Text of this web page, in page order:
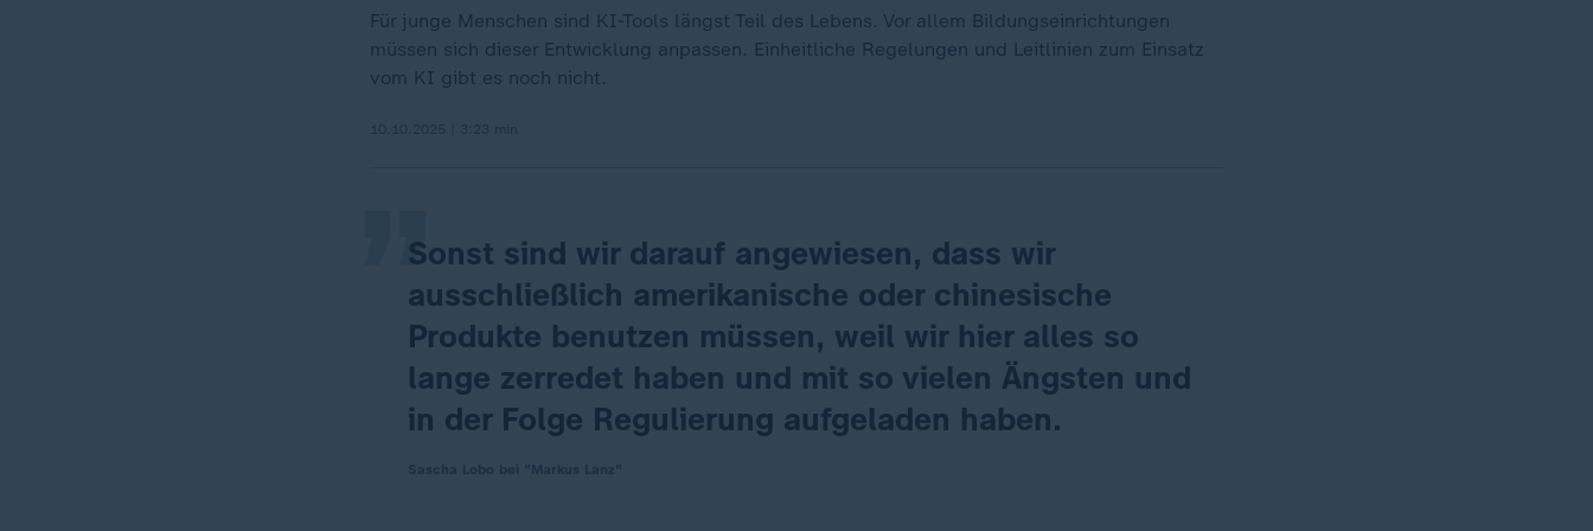
Für junge Menschen sind KI-Tools längst Teil des Lebens. Vor allem Bildungseinrichtungen
müssen sich dieser Entwicklung anpassen. Einheitliche Regelungen und Leitlinien zum Einsatz
vom KI gibt es noch nicht.
Sonst sind wir darauf angewiesen, dass wir
ausschließlich amerikanische oder chinesische
Produkte benutzen müssen, weil wir hier alles so
lange zerredet haben und mit so vielen Ängsten und
in der Folge Regulierung aufgeladen haben.